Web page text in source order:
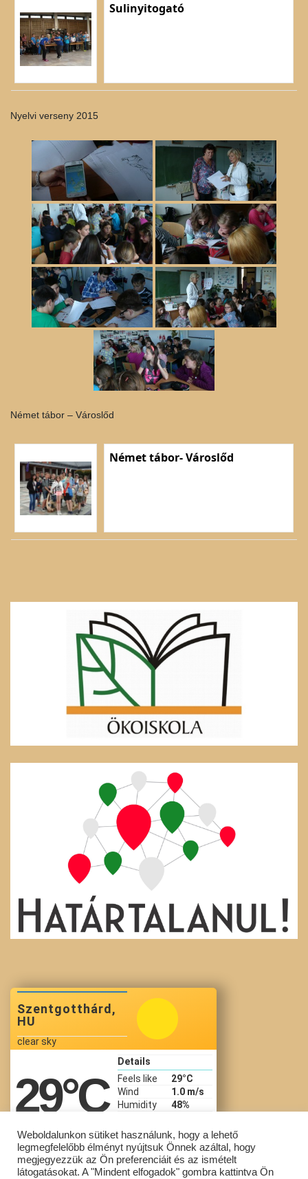
Sulinyitogató
Nyelvi verseny 2015
Német tábor – Városlőd
Német tábor- Városlőd
Szentgotthárd,
HU
clear sky
29°C
Details
Feels like
29°C
Wind
1.0 m/s
Humidity
48%
Pressure
1020 hPa
08:11 Aug 9
Weboldalunkon sütiket használunk, hogy a lehető
legmegfelelőbb élményt nyújtsuk Önnek azáltal, hogy
megjegyezzük az Ön preferenciáit és az ismételt
látogatásokat. A "Mindent elfogadok" gombra kattintva Ön